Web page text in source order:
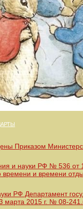
Приказом
и науки РФ № 536 от
и времени
РФ Департамент
марта 2015 г. № 08-